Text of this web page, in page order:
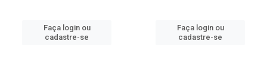
Faça login ou
cadastre-se
Faça login ou
cadastre-se